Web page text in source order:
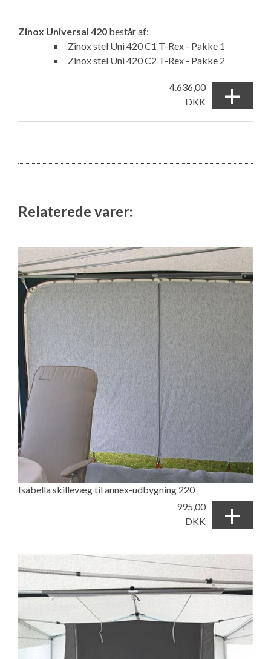
Zinox Universal 420 består af:
Zinox stel Uni 420 C1 T-Rex - Pakke 1
Zinox stel Uni 420 C2 T-Rex - Pakke 2
4.636,00
DKK
+
Relaterede varer:
Isabella skillevæg til annex-udbygning 220
995,00
DKK
+